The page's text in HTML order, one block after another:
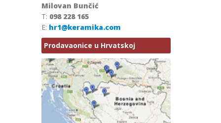
Milovan Bunčić
T: 098 228 165
E: hr1@keramika.com
Prodavaonice u Hrvatskoj